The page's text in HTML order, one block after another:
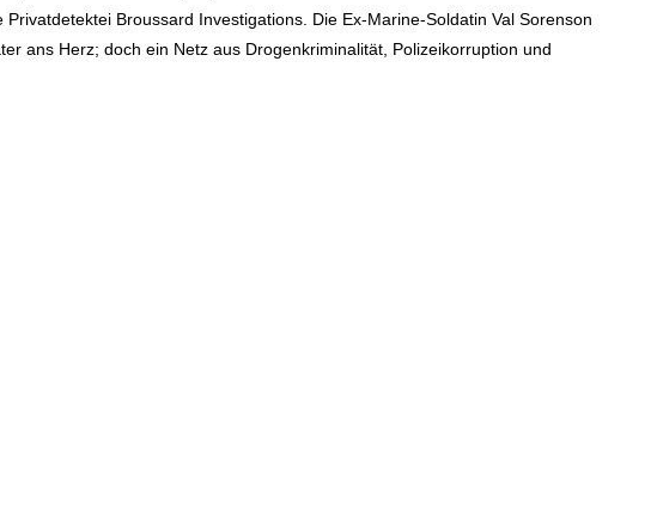
Broussard Investigations. Die Ex-Marine-Soldatin Val Sorenson
ans Herz; doch ein Netz aus Drogenkriminalität, Polizeikorruption und